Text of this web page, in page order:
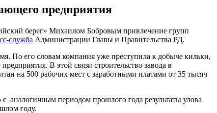
предприятия
берег» Михаилом Бобровым привлечение групп
служба Администрации Главы и Правительства РД.
По его словам компания уже преступила к добыче кильки,
В этой связи строительство завода в
на 500 рабочих мест с заработными платами от 35 тысяч
аналогичным периодом прошлого года результаты улова
году.